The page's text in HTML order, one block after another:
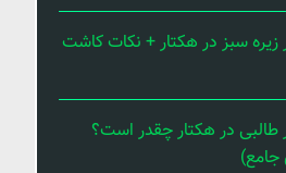
زیره سبز در هکتار + نکات کاشت
طالبی در هکتار چقدر است؟
جامع)